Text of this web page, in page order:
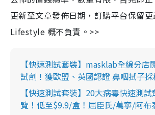
更新至文章發佈日期，訂購平台保留
Lifestyle 概不負責。>>
【快速測試套裝】masklab全線分店
試劑！獲歐盟、英國認證 鼻咽拭子
【快速測試套裝】20大病毒快速測
覽！低至$9.9/盒！屈臣氏/萬寧/阿